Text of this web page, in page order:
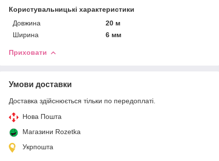
Користувальницькі характеристики
Довжина
20 м
Ширина
6 мм
Приховати
Умови доставки
Доставка здійснюється тільки по передоплаті.
Нова Пошта
Магазини Rozetka
Укрпошта